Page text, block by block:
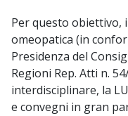
Per questo
omeopatica (in
Presidenza del
Regioni Rep. Atti n.
interdisciplinare, la
e convegni in gran